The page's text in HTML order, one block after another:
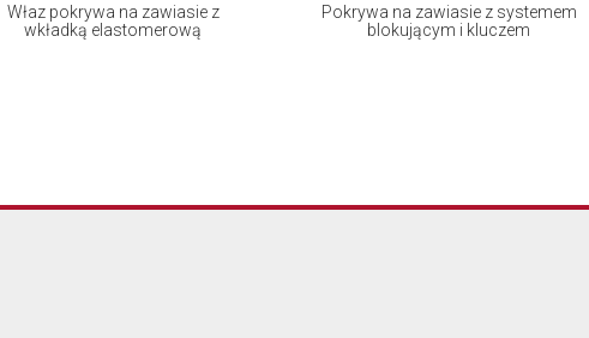
Właz pokrywa na zawiasie z
wkładką elastomerową
Pokrywa na zawiasie z systemem
blokującym i kluczem